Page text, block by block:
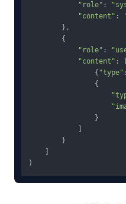
"role" :
"content" :
        },
        {
"role" :
"content" : [
                {
"type"
                {
                }
        }